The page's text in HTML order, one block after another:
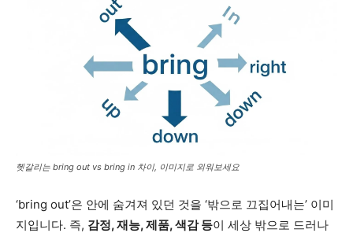
헷갈리는 bring out vs bring in 차이, 이미지로 외워보세요
‘bring out’은 안에 숨겨져 있던 것을 ‘밖으로 끄집어내는’ 이미
지입니다. 즉, 감정, 재능, 제품, 색감 등이 세상 밖으로 드러나